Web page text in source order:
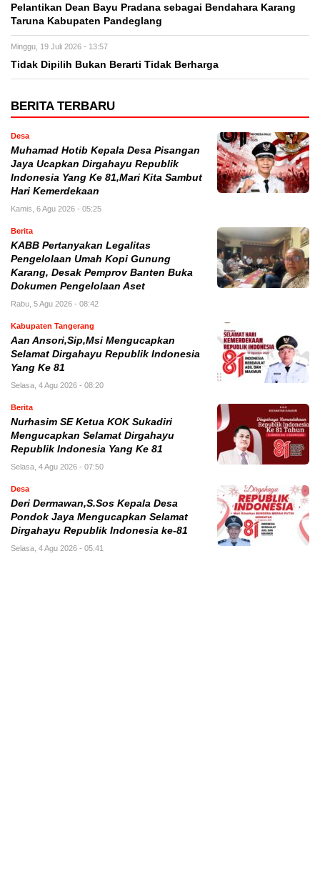
Pelantikan Dean Bayu Pradana sebagai Bendahara Karang
Taruna Kabupaten Pandeglang
Minggu, 19 Juli 2026 - 13:57
Tidak Dipilih Bukan Berarti Tidak Berharga
BERITA TERBARU
Desa
Muhamad Hotib Kepala Desa Pisangan
Jaya Ucapkan Dirgahayu Republik
Indonesia Yang Ke 81,Mari Kita Sambut
Hari Kemerdekaan
Kamis, 6 Agu 2026 - 05:25
Berita
KABB Pertanyakan Legalitas
Pengelolaan Umah Kopi Gunung
Karang, Desak Pemprov Banten Buka
Dokumen Pengelolaan Aset
Rabu, 5 Agu 2026 - 08:42
Kabupaten Tangerang
Aan Ansori,Sip,Msi Mengucapkan
Selamat Dirgahayu Republik Indonesia
Yang Ke 81
Selasa, 4 Agu 2026 - 08:20
Berita
Nurhasim SE Ketua KOK Sukadiri
Mengucapkan Selamat Dirgahayu
Republik Indonesia Yang Ke 81
Selasa, 4 Agu 2026 - 07:50
Desa
Deri Dermawan,S.Sos Kepala Desa
Pondok Jaya Mengucapkan Selamat
Dirgahayu Republik Indonesia ke-81
Selasa, 4 Agu 2026 - 05:41